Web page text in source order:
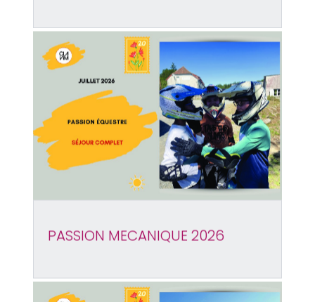
PASSION MECANIQUE 2026